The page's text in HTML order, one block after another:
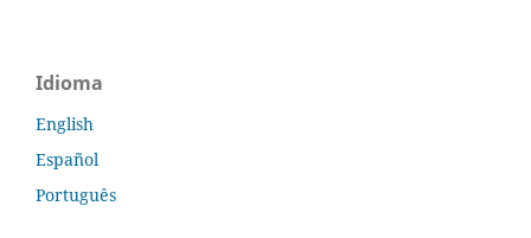
Idioma
English
Español
Português